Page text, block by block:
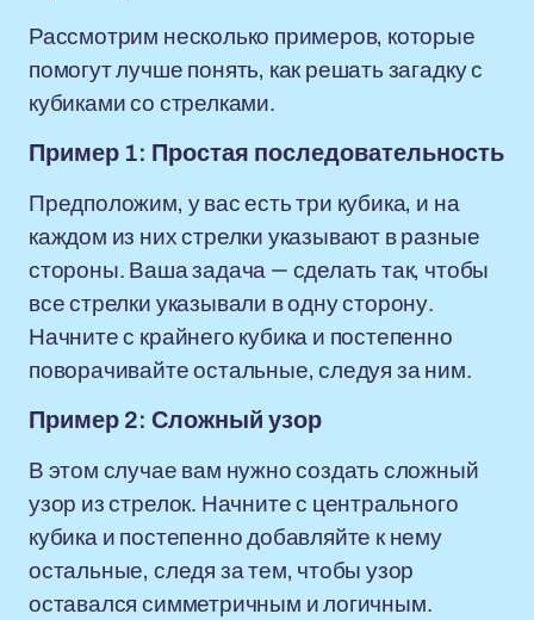
Рассмотрим несколько примеров, которые
помогут лучше понять, как решать загадку с
кубиками со стрелками.
Пример 1: Простая последовательность
Предположим, у вас есть три кубика, и на
каждом из них стрелки указывают в разные
стороны. Ваша задача — сделать так, чтобы
все стрелки указывали в одну сторону.
Начните с крайнего кубика и постепенно
поворачивайте остальные, следуя за ним.
Пример 2: Сложный узор
В этом случае вам нужно создать сложный
узор из стрелок. Начните с центрального
кубика и постепенно добавляйте к нему
остальные, следя за тем, чтобы узор
оставался симметричным и логичным.